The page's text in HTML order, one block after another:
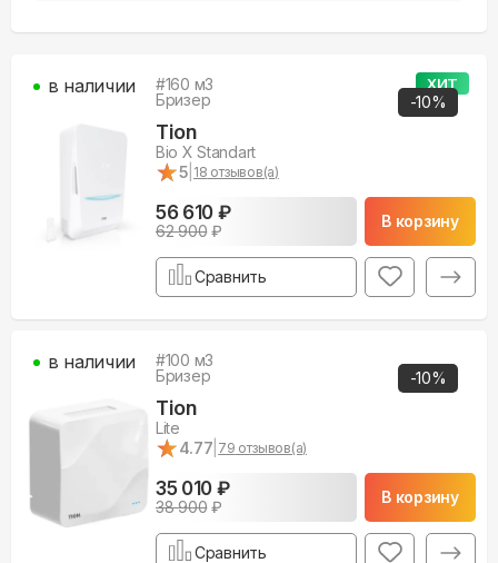
ХИТ
-10%
#160 м3
Бризер
Tion
Bio X Standart
★
★5 18 отзывов(а)
56 610 ₽
62 900₽
В корзину
в наличии
Сравнить
-10%
#100 м3
Бризер
Tion
Lite
★
★4.77 79 отзывов(а)
35 010 ₽
38 900₽
В корзину
в наличии
Сравнить